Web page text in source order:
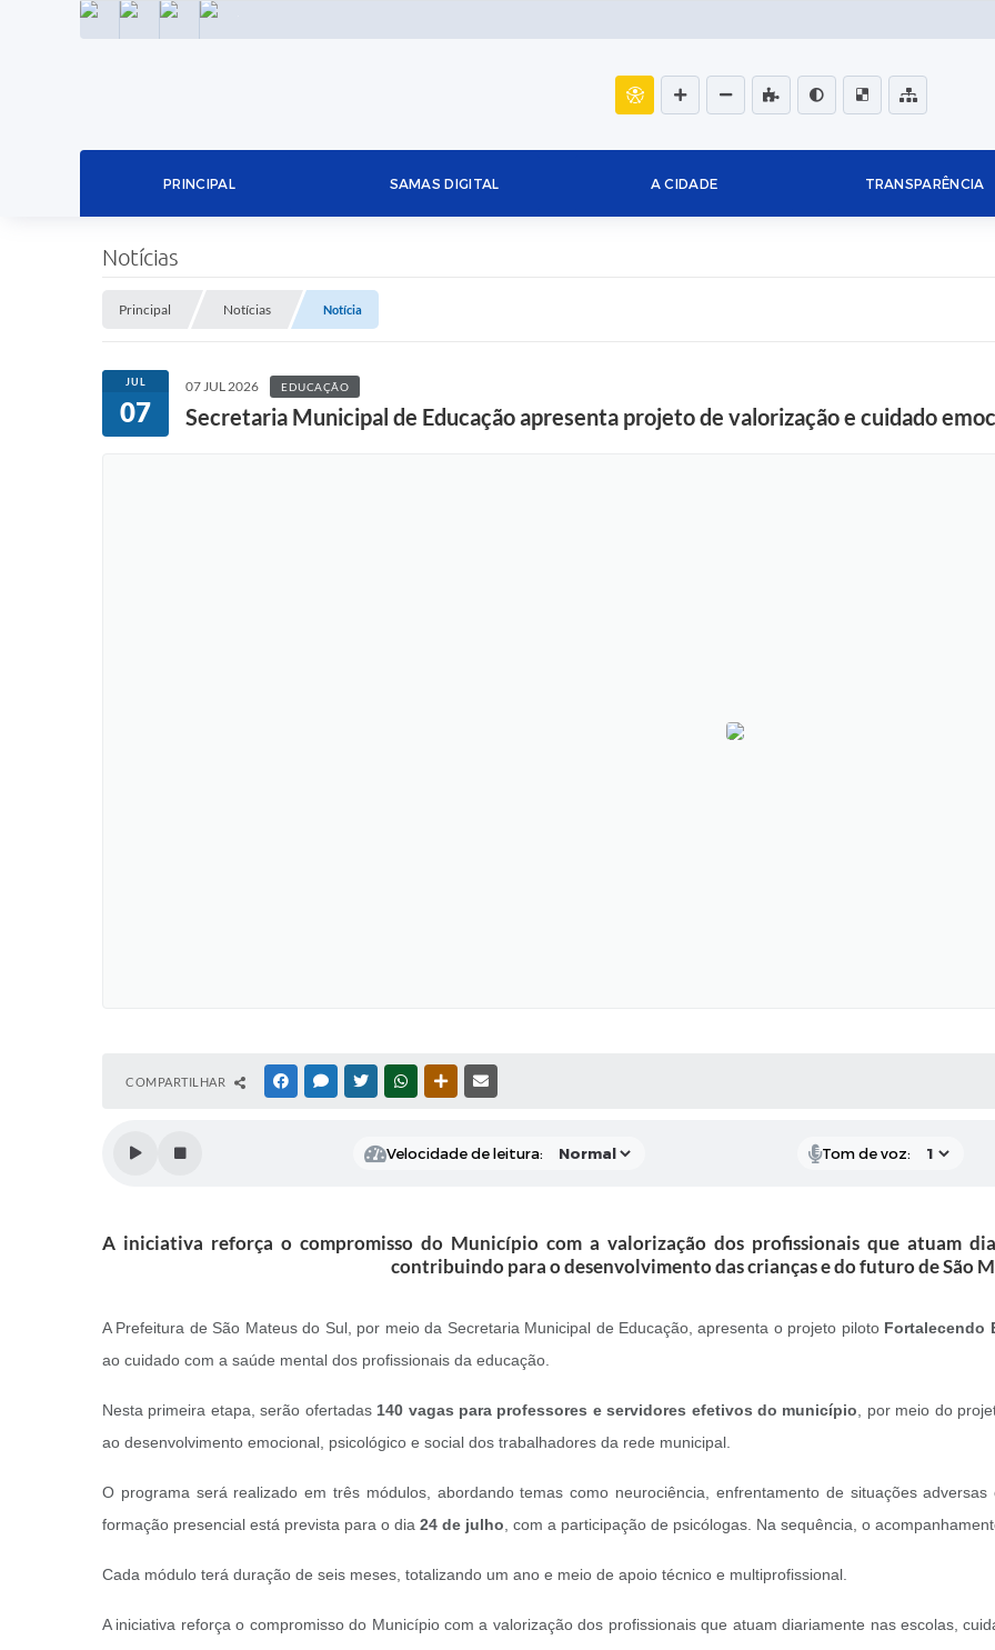
INSTAGRAMFACEBOOKLINKEDIN
PRINCIPAL SAMAS DIGITAL A CIDADE TRANSPARÊNCIA
Notícias
Principal Notícias Notícia
JUL
07
07 JUL 2026 EDUCAÇÃO
Secretaria Municipal de Educação apresenta projeto de valorização e cuidado
COMPARTILHAR FACEBOOKMESSENGER
TWITTERWHATSAPPOUTRAS MÍDIAS
Velocidade de leitura: Tom de voz:
A iniciativa reforça o compromisso do Município com a valorização dos profissionais que atuam
contribuindo para o desenvolvimento das crianças e do futuro de São
A Prefeitura de São Mateus do Sul, por meio da Secretaria Municipal de Educação, apresenta o projeto piloto Fortalecendo
ao cuidado com a saúde mental dos profissionais da educação.
Nesta primeira etapa, serão ofertadas 140 vagas para professores e servidores efetivos do município , por meio do
ao desenvolvimento emocional, psicológico e social dos trabalhadores da rede municipal.
O programa será realizado em três módulos, abordando temas como neurociência, enfrentamento de situações
formação presencial está prevista para o dia 24 de julho , com a participação de psicólogas. Na sequência, o
Cada módulo terá duração de seis meses, totalizando um ano e meio de apoio técnico e multiprofissional.
A iniciativa reforça o compromisso do Município com a valorização dos profissionais que atuam diariamente nas escolas,